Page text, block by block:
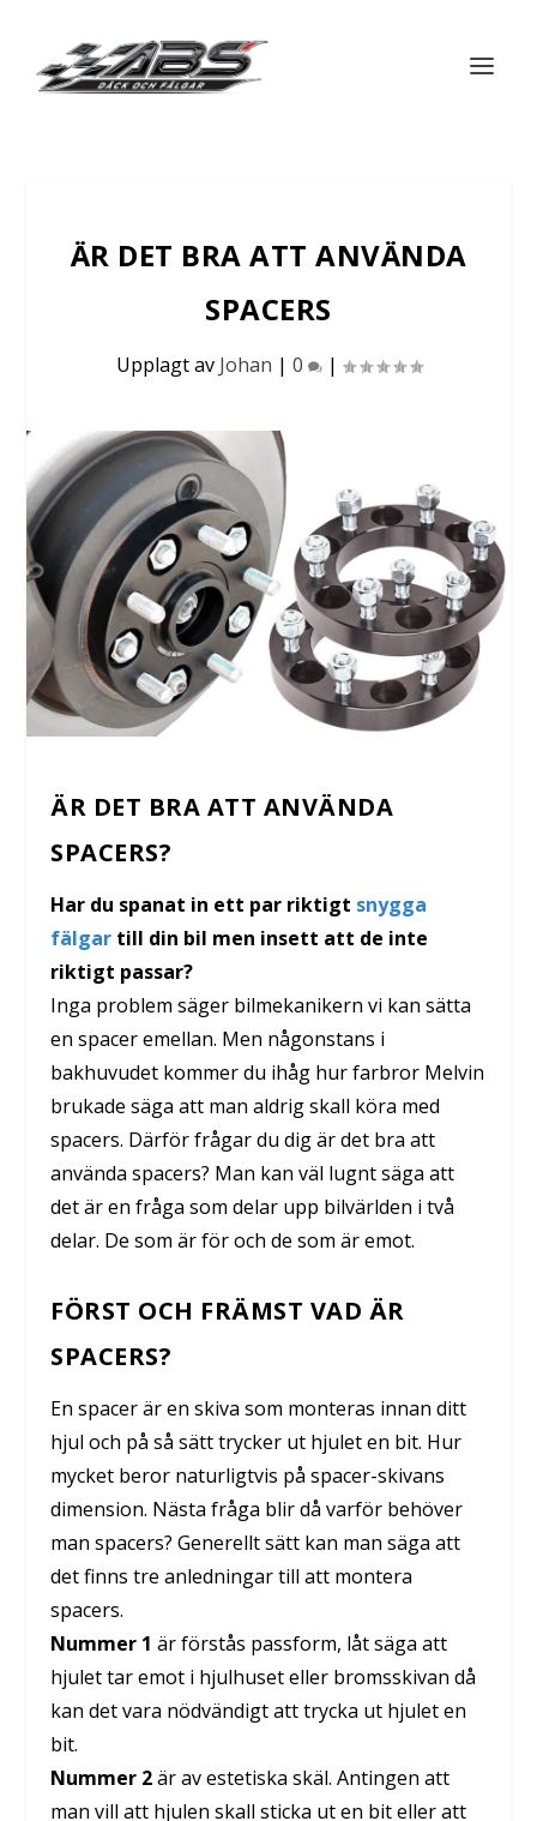
ÄR DET BRA ATT ANVÄNDA
SPACERS
Upplagt av Johan | 0 |
ÄR DET BRA ATT ANVÄNDA
SPACERS?
Har du spanat in ett par riktigt snygga
fälgar till din bil men insett att de inte
riktigt passar?
Inga problem säger bilmekanikern vi kan sätta
en spacer emellan. Men någonstans i
bakhuvudet kommer du ihåg hur farbror Melvin
brukade säga att man aldrig skall köra med
spacers. Därför frågar du dig är det bra att
använda spacers? Man kan väl lugnt säga att
det är en fråga som delar upp bilvärlden i två
delar. De som är för och de som är emot.
FÖRST OCH FRÄMST VAD ÄR
SPACERS?
En spacer är en skiva som monteras innan ditt
hjul och på så sätt trycker ut hjulet en bit. Hur
mycket beror naturligtvis på spacer-skivans
dimension. Nästa fråga blir då varför behöver
man spacers? Generellt sätt kan man säga att
det finns tre anledningar till att montera
spacers.
Nummer 1 är förstås passform, låt säga att
hjulet tar emot i hjulhuset eller bromsskivan då
kan det vara nödvändigt att trycka ut hjulet en
bit.
Nummer 2är av estetiska skäl. Antingen att
man vill att hjulen skall sticka ut en bit eller att